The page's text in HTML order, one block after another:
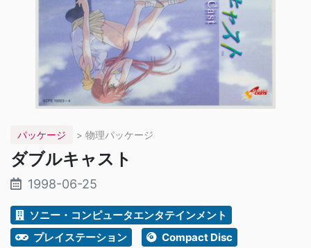
パッケージ > 物理パッケージ
ダブルキャスト
1998-06-25
ソニー・コンピュータエンタテインメント
プレイステーション
Compact Disc